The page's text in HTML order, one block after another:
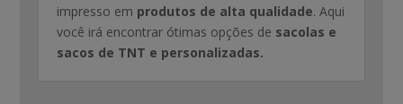
impresso em produtos de alta qualidade. Aqui
você irá encontrar ótimas opções de sacolas e
sacos de TNT e personalizadas.